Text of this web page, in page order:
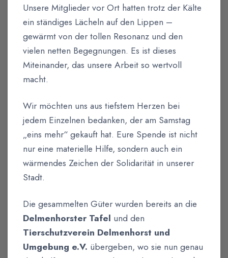
Unsere Mitglieder vor Ort hatten trotz der Kälte
ein ständiges Lächeln auf den Lippen –
gewärmt von der tollen Resonanz und den
vielen netten Begegnungen. Es ist dieses
Miteinander, das unsere Arbeit so wertvoll
macht.
Wir möchten uns aus tiefstem Herzen bei
jedem Einzelnen bedanken, der am Samstag
„eins mehr“ gekauft hat. Eure Spende ist nicht
nur eine materielle Hilfe, sondern auch ein
wärmendes Zeichen der Solidarität in unserer
Stadt.
Die gesammelten Güter wurden bereits an die
Delmenhorster Tafel und den
Tierschutzverein Delmenhorst und
Umgebung e.V. übergeben, wo sie nun genau